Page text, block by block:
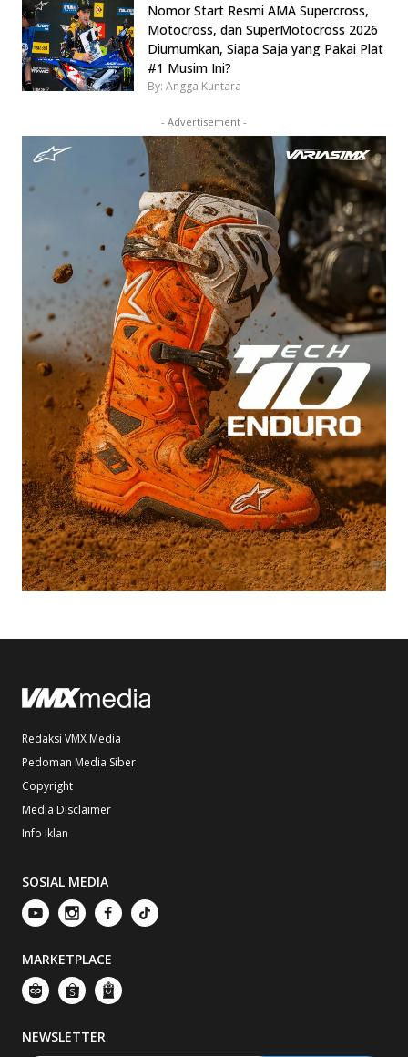
Nomor Start Resmi AMA Supercross,
Motocross, dan SuperMotocross 2026
Diumumkan, Siapa Saja yang Pakai Plat
#1 Musim Ini?
By: Angga Kuntara
- Advertisement -
Redaksi VMX Media
Pedoman Media Siber
Copyright
Media Disclaimer
Info Iklan
SOSIAL MEDIA
MARKETPLACE
NEWSLETTER